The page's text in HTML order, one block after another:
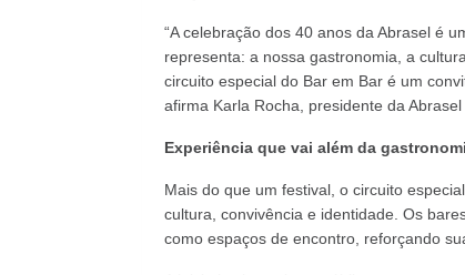
“A celebração dos 40 anos da Abrasel é
representa: a nossa gastronomia, a
circuito especial do Bar em Bar é um
afirma Karla Rocha, presidente da Abrasel
Experiência que vai além da
Mais do que um festival, o circuito
cultura, convivência e identidade. Os
como espaços de encontro, reforçando